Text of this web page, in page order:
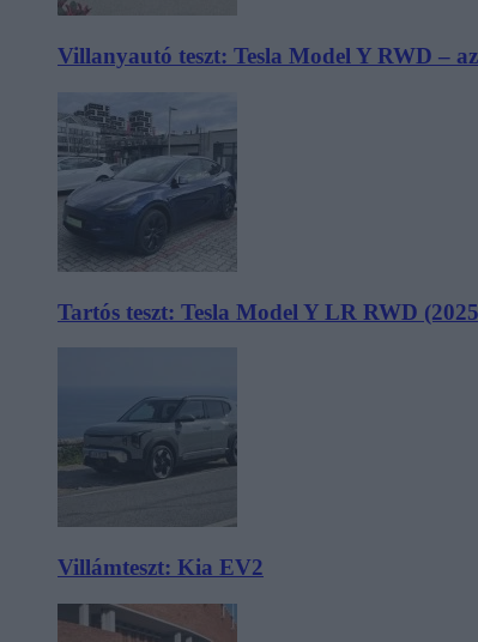
Villanyautó teszt: Tesla Model Y RWD –
Tartós teszt: Tesla Model Y LR RWD
Villámteszt: Kia EV2